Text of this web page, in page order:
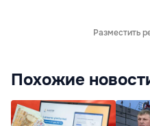
Разместить
Похожие